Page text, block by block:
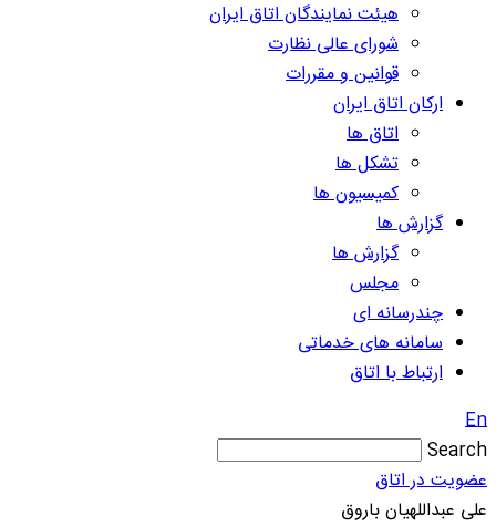
هیئت نمایندگان اتاق ایران
شورای عالی نظارت
قوانین و مقررات
ارکان اتاق ایران
اتاق ها
تشکل ها
کمیسیون ها
گزارش ها
گزارش ها
مجلس
چندرسانه ای
سامانه های خدماتی
ارتباط با اتاق
En
Search
عضویت در اتاق
علی عبداللهیان باروق